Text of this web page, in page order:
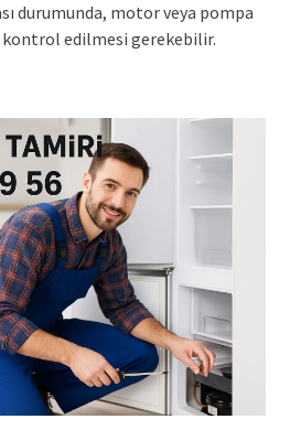
durumunda, motor veya pompa
edilmesi gerekebilir.